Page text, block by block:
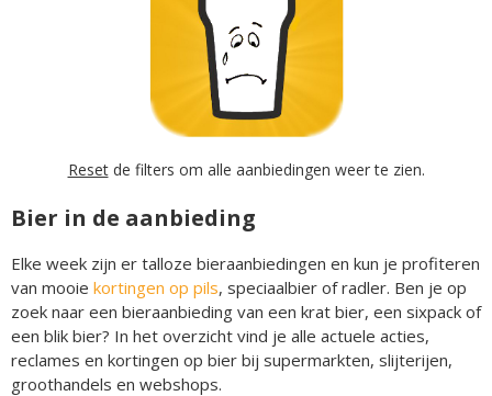
Resetde filters om alle aanbiedingen weer te zien.
Bier in de aanbieding
Elke week zijn er talloze bieraanbiedingen en kun je profiteren
van mooie kortingen op pils, speciaalbier of radler. Ben je op
zoek naar een bieraanbieding van een krat bier, een sixpack of
een blik bier? In het overzicht vind je alle actuele acties,
reclames en kortingen op bier bij supermarkten, slijterijen,
groothandels en webshops.